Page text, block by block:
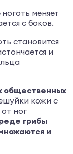
меняет
с боков.
становится
и
общественных
кожи с
ног
грибы
и